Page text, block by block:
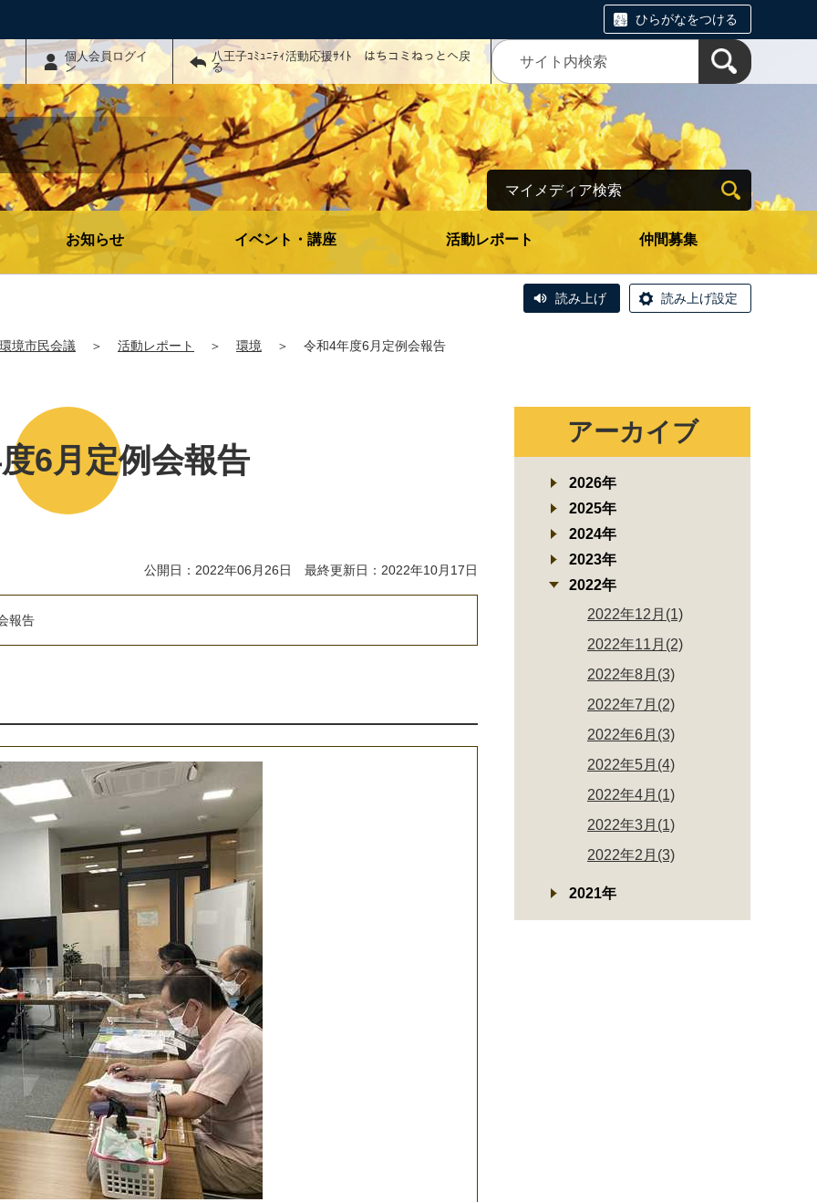
ひらがなをつける
個人会員ログイ
ン
八王子ｺﾐｭﾆﾃｨ活動応援ｻｲﾄ はちコミねっとへ戻
る
お知らせ イベント・講座 活動レポート 仲間募集
マイメディア検索
読み上げ 読み上げ設定
境市民会議 ＞ 活動レポート ＞ 環境 ＞ 令和4年度6月定例会報告
6月定例会報告
公開日：2022年06月26日 最終更新日：2022年10月17日
報告
アーカイブ
2026年
2025年
2024年
2023年
2022年
2022年12月(1)
2022年11月(2)
2022年8月(3)
2022年7月(2)
2022年6月(3)
2022年5月(4)
2022年4月(1)
2022年3月(1)
2022年2月(3)
2021年